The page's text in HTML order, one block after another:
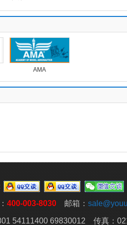
AMA
400-003-8030邮箱：
54111400 69830012 传真：